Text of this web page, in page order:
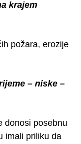
krajem
požara, erozije
– niske –
donosi posebnu
imali priliku da